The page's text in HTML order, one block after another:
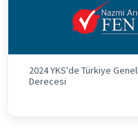
2024 YKS'de Türkiye
Derecesi